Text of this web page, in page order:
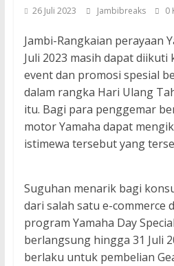
26 Juli 2023 Jambibreaks 0
Jambi-Rangkaian perayaan
Juli 2023 masih dapat diikuti
event dan promosi spesial
dalam rangka Hari Ulang
itu. Bagi para penggemar
motor Yamaha dapat
istimewa tersebut yang
Suguhan menarik bagi
dari salah satu e-commerce
program Yamaha Day
berlangsung hingga 31 Juli
berlaku untuk pembelian